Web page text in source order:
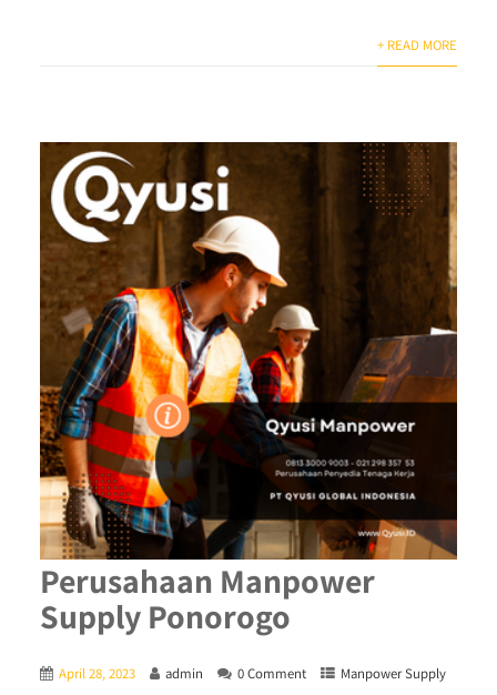
+ READ MORE
Perusahaan Manpower
Supply Ponorogo
April 28, 2023 admin 0 Comment Manpower Supply